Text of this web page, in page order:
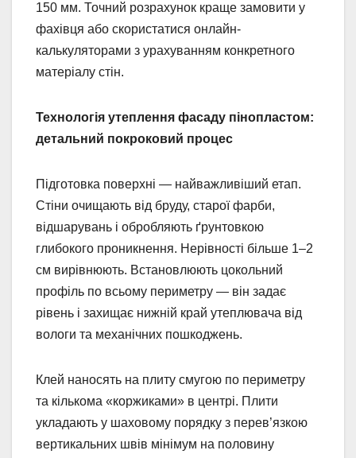
150 мм. Точний розрахунок краще замовити у
фахівця або скористатися онлайн-
калькуляторами з урахуванням конкретного
матеріалу стін.
Технологія утеплення фасаду пінопластом:
детальний покроковий процес
Підготовка поверхні — найважливіший етап.
Стіни очищають від бруду, старої фарби,
відшарувань і обробляють ґрунтовкою
глибокого проникнення. Нерівності більше 1–2
см вирівнюють. Встановлюють цокольний
профіль по всьому периметру — він задає
рівень і захищає нижній край утеплювача від
вологи та механічних пошкоджень.
Клей наносять на плиту смугою по периметру
та кількома «коржиками» в центрі. Плити
укладають у шаховому порядку з перев’язкою
вертикальних швів мінімум на половину